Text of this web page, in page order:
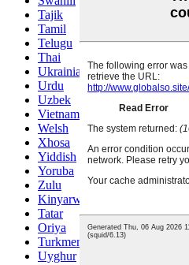
Tajik
Tamil
Telugu
Thai
Ukrainian
Urdu
Uzbek
Vietnamese
Welsh
Xhosa
Yiddish
Yoruba
Zulu
Kinyarwanda
Tatar
Oriya
Turkmen
Uyghur